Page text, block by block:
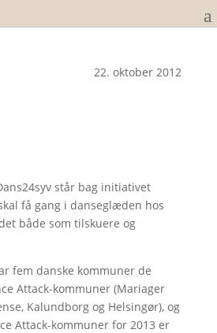
22. oktober 2012
står bag initiativet
skal få gang i danseglæden hos
både som tilskuere og
fem danske kommuner de
Attack-kommuner (Mariager
Kalundborg og Helsingør), og
Attack-kommuner for 2013 er